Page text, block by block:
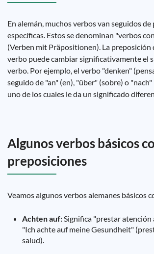
En alemán, muchos verbos van seguidos
específicas. Estos se denominan "verbos
(Verben mit Präpositionen). La preposición
verbo puede cambiar significativamente el
verbo. Por ejemplo, el verbo "denken"
seguido de "an" (en), "über" (sobre) o "nach"
uno de los cuales le da un significado
Algunos verbos básicos
preposiciones
Veamos algunos verbos alemanes básicos
Achten auf:Significa "prestar atención
"Ich achte auf meine Gesundheit"
salud).